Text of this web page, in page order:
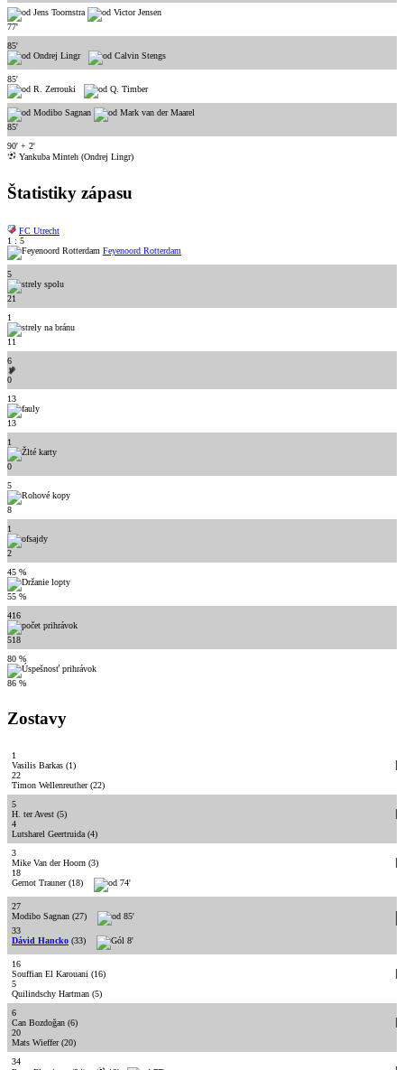
Jens Toornstra
Victor Jensen
77'
85'
Ondrej Lingr
Calvin Stengs
85'
R. Zerrouki
Q. Timber
Modibo Sagnan
Mark van der Maarel
85'
90' + 2'
Yankuba Minteh (Ondrej Lingr)
Štatistiky zápasu
FC Utrecht
1 : 5
Feyenoord Rotterdam
5
21
1
11
6
0
13
13
1
0
5
8
1
2
45 %
55 %
416
518
80 %
86 %
Zostavy
1
Vasilis Barkas (1)
22
Timon Wellenreuther(22)
5
H. ter Avest (5)
4
Lutsharel Geertruida (4)
3
Mike Van der Hoorn (3)
18
Gernot Trauner(18) 74'
27
Modibo Sagnan (27)
85'
33
Dávid Hancko (33) 8'
16
Souffian El Karouani (16)
5
Quilindschy Hartman (5)
6
Can Bozdoğan (6)
20
Mats Wieffer(20)
34